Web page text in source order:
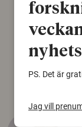
PS. Det är
Jag vill